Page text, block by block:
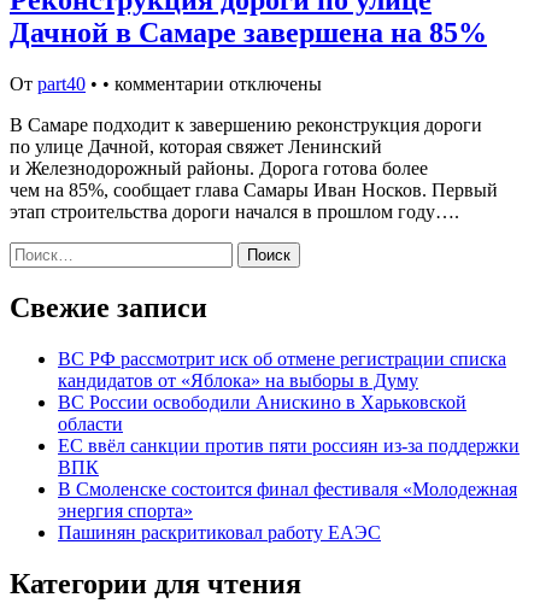
Дачной в Самаре завершена на 85%
От part40 • • комментарии отключены
В Самаре подходит к завершению реконструкция дороги
по улице Дачной, которая свяжет Ленинский
и Железнодорожный районы. Дорога готова более
чем на 85%, сообщает глава Самары Иван Носков. Первый
этап строительства дороги начался в прошлом году….
Найти:
Свежие записи
ВС РФ рассмотрит иск об отмене регистрации списка
кандидатов от «Яблока» на выборы в Думу
ВС России освободили Анискино в Харьковской
области
ЕС ввёл санкции против пяти россиян из-за поддержки
ВПК
В Смоленске состоится финал фестиваля «Молодежная
энергия спорта»
Пашинян раскритиковал работу ЕАЭС
Категории для чтения